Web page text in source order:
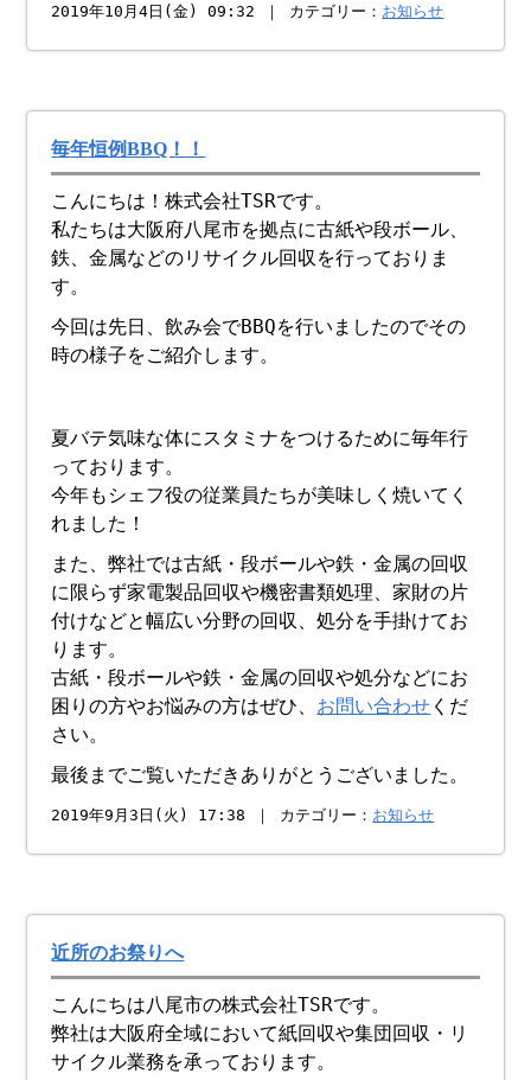
2019年10月4日(金) 09:32 ｜ カテゴリー： お知らせ
毎年恒例BBQ！！
こんにちは！株式会社TSRです。
私たちは大阪府八尾市を拠点に古紙や段ボール、
鉄、金属などのリサイクル回収を行っておりま
す。
今回は先日、飲み会でBBQを行いましたのでその
時の様子をご紹介します。
夏バテ気味な体にスタミナをつけるために毎年行
っております。
今年もシェフ役の従業員たちが美味しく焼いてく
れました！
また、弊社では古紙・段ボールや鉄・金属の回収
に限らず家電製品回収や機密書類処理、家財の片
付けなどと幅広い分野の回収、処分を手掛けてお
ります。
古紙・段ボールや鉄・金属の回収や処分などにお
困りの方やお悩みの方はぜひ、 お問い合わせ くだ
さい。
最後までご覧いただきありがとうございました。
2019年9月3日(火) 17:38 ｜ カテゴリー： お知らせ
近所のお祭りへ
こんにちは八尾市の株式会社TSRです。
弊社は大阪府全域において紙回収や集団回収・リ
サイクル業務を承っております。